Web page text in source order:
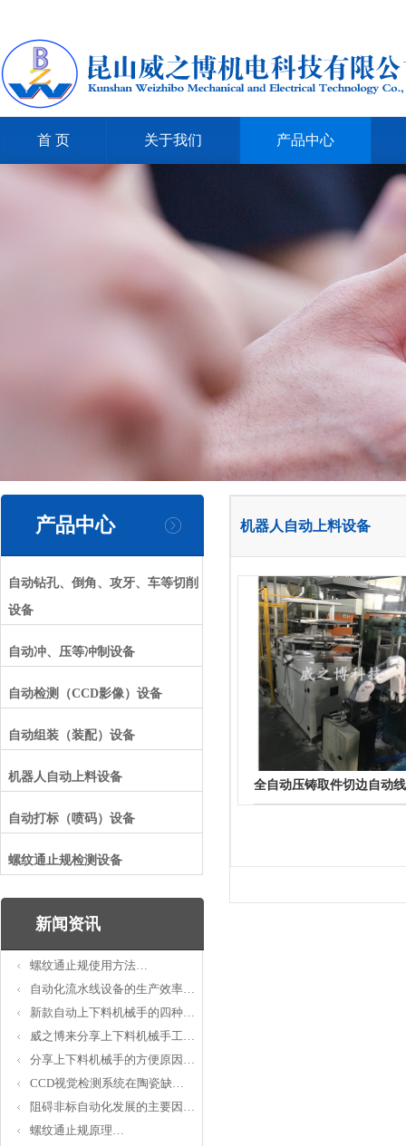
首 页 关于我们 产品中心
产品中心
自动钻孔、倒角、攻牙、车等切削
设备
自动冲、压等冲制设备
自动检测（CCD影像）设备
自动组装（装配）设备
机器人自动上料设备
自动打标（喷码）设备
螺纹通止规检测设备
新闻资讯
螺纹通止规使用方法…
自动化流水线设备的生产效率…
新款自动上下料机械手的四种…
威之博来分享上下料机械手工…
分享上下料机械手的方便原因…
CCD视觉检测系统在陶瓷缺…
阻碍非标自动化发展的主要因…
螺纹通止规原理…
机器人自动上料设备
全自动压铸取件切边自动线